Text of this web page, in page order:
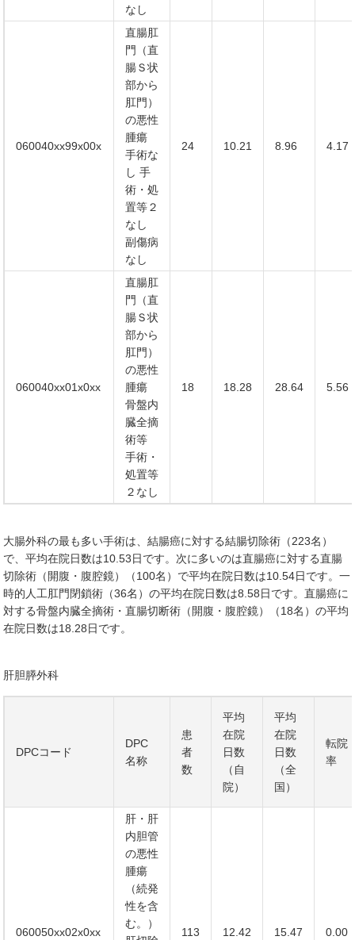
なし
060040xx99x00x
直腸肛
門（直
腸Ｓ状
部から
肛門）
の悪性
腫瘍
手術な
し 手
術・処
置等２
なし
副傷病
なし
24 10.21 8.96 4.17
060040xx01x0xx
直腸肛
門（直
腸Ｓ状
部から
肛門）
の悪性
腫瘍
骨盤内
臓全摘
術等
手術・
処置等
２なし
18 18.28 28.64 5.56
大腸外科の最も多い手術は、結腸癌に対する結腸切除術（223名）
で、平均在院日数は10.53日です。次に多いのは直腸癌に対する直腸
切除術（開腹・腹腔鏡）（100名）で平均在院日数は10.54日です。一
時的人工肛門閉鎖術（36名）の平均在院日数は8.58日です。直腸癌に
対する骨盤内臓全摘術・直腸切断術（開腹・腹腔鏡）（18名）の平均
在院日数は18.28日です。
肝胆膵外科
DPCコード
DPC
名称
患
者
数
平均
在院
日数
（自
院）
平均
在院
日数
（全
国）
転院
率
060050xx02x0xx
肝・肝
内胆管
の悪性
腫瘍
（続発
性を含
む。）
113 12.42 15.47 0.00